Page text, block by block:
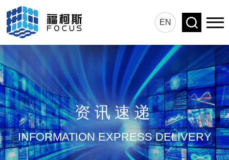
EN
资讯速递
INFORMATION EXPRESS DELIVERY